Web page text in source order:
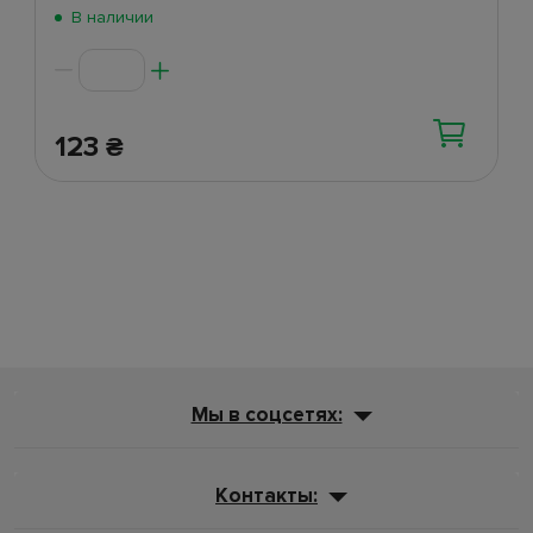
Поступление 5 июня
Поступление 2 июня
В наличии
123 ₴
Мы в соцсетях:
Контакты: